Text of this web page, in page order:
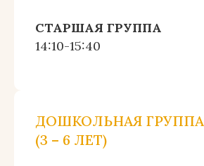
СТАРШАЯ ГРУППА
14:10-15:40
ДОШКОЛЬНАЯ ГРУППА
(3 – 6 ЛЕТ)